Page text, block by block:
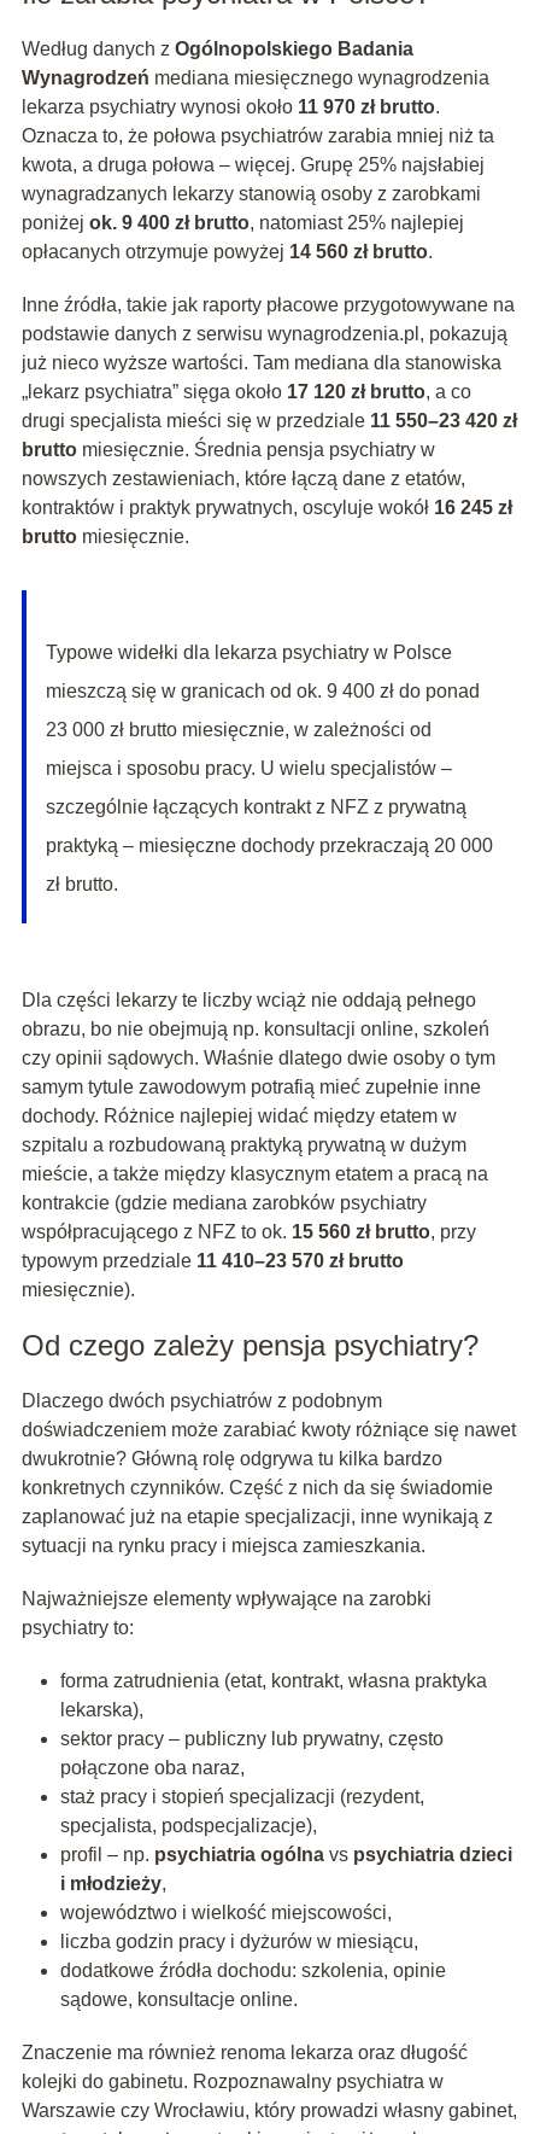
Według danych z Ogólnopolskiego Badania
Wynagrodzeń mediana miesięcznego wynagrodzenia
lekarza psychiatry wynosi około 11 970 zł brutto.
Oznacza to, że połowa psychiatrów zarabia mniej niż ta
kwota, a druga połowa – więcej. Grupę 25% najsłabiej
wynagradzanych lekarzy stanowią osoby z zarobkami
poniżej ok. 9 400 zł brutto, natomiast 25% najlepiej
opłacanych otrzymuje powyżej 14 560 zł brutto.
Inne źródła, takie jak raporty płacowe przygotowywane na
podstawie danych z serwisu wynagrodzenia.pl, pokazują
już nieco wyższe wartości. Tam mediana dla stanowiska
„lekarz psychiatra” sięga około 17 120 zł brutto, a co
drugi specjalista mieści się w przedziale 11 550–23 420 zł
bruttomiesięcznie. Średnia pensja psychiatry w
nowszych zestawieniach, które łączą dane z etatów,
kontraktów i praktyk prywatnych, oscyluje wokół 16 245 zł
bruttomiesięcznie.
Typowe widełki dla lekarza psychiatry w Polsce
mieszczą się w granicach od ok. 9 400 zł do ponad
23 000 zł brutto miesięcznie, w zależności od
miejsca i sposobu pracy. U wielu specjalistów –
szczególnie łączących kontrakt z NFZ z prywatną
praktyką – miesięczne dochody przekraczają 20 000
zł brutto.
Dla części lekarzy te liczby wciąż nie oddają pełnego
obrazu, bo nie obejmują np. konsultacji online, szkoleń
czy opinii sądowych. Właśnie dlatego dwie osoby o tym
samym tytule zawodowym potrafią mieć zupełnie inne
dochody. Różnice najlepiej widać między etatem w
szpitalu a rozbudowaną praktyką prywatną w dużym
mieście, a także między klasycznym etatem a pracą na
kontrakcie (gdzie mediana zarobków psychiatry
współpracującego z NFZ to ok. 15 560 zł brutto, przy
typowym przedziale 11 410–23 570 zł brutto
miesięcznie).
Od czego zależy pensja psychiatry?
Dlaczego dwóch psychiatrów z podobnym
doświadczeniem może zarabiać kwoty różniące się nawet
dwukrotnie? Główną rolę odgrywa tu kilka bardzo
konkretnych czynników. Część z nich da się świadomie
zaplanować już na etapie specjalizacji, inne wynikają z
sytuacji na rynku pracy i miejsca zamieszkania.
Najważniejsze elementy wpływające na zarobki
psychiatry to:
forma zatrudnienia (etat, kontrakt, własna praktyka
lekarska),
sektor pracy – publiczny lub prywatny, często
połączone oba naraz,
staż pracy i stopień specjalizacji (rezydent,
specjalista, podspecjalizacje),
profil – np. psychiatria ogólnavs psychiatria dzieci
i młodzieży,
województwo i wielkość miejscowości,
liczba godzin pracy i dyżurów w miesiącu,
dodatkowe źródła dochodu: szkolenia, opinie
sądowe, konsultacje online.
Znaczenie ma również renoma lekarza oraz długość
kolejki do gabinetu. Rozpoznawalny psychiatra w
Warszawie czy Wrocławiu, który prowadzi własny gabinet,